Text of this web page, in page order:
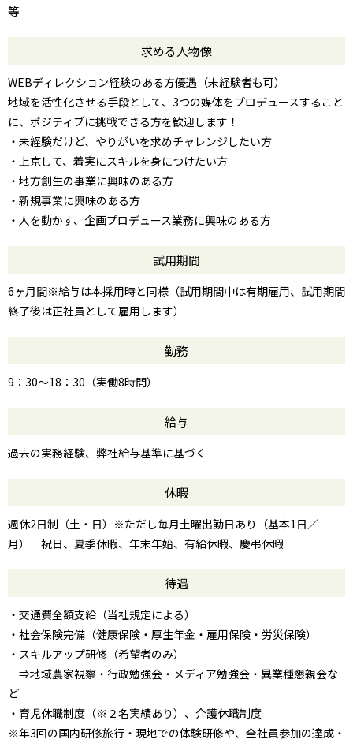
等
求める人物像
WEBディレクション経験のある方優遇（未経験者も可）
地域を活性化させる手段として、3つの媒体をプロデュースすること
に、ポジティブに挑戦できる方を歓迎します！
・未経験だけど、やりがいを求めチャレンジしたい方
・上京して、着実にスキルを身につけたい方
・地方創生の事業に興味のある方
・新規事業に興味のある方
・人を動かす、企画プロデュース業務に興味のある方
試用期間
6ヶ月間※給与は本採用時と同様（試用期間中は有期雇用、試用期間
終了後は正社員として雇用します）
勤務
9：30～18：30（実働8時間）
給与
過去の実務経験、弊社給与基準に基づく
休暇
週休2日制（土・日）※ただし毎月土曜出勤日あり（基本1日／
月） 祝日、夏季休暇、年末年始、有給休暇、慶弔休暇
待遇
・交通費全額支給（当社規定による）
・社会保険完備（健康保険・厚生年金・雇用保険・労災保険）
・スキルアップ研修（希望者のみ）
⇒地域農家視察・行政勉強会・メディア勉強会・異業種懇親会な
ど
・育児休職制度（※２名実績あり）、介護休職制度
※年3回の国内研修旅行・現地での体験研修や、全社員参加の達成・